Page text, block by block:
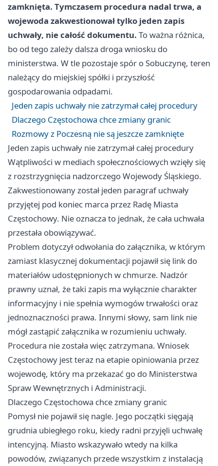
zamknięta. Tymczasem procedura nadal trwa, a
wojewoda zakwestionował tylko jeden zapis
uchwały, nie całość dokumentu. To ważna różnica,
bo od tego zależy dalsza droga wniosku do
ministerstwa. W tle pozostaje spór o Sobuczynę, teren
należący do miejskiej spółki i przyszłość
gospodarowania odpadami.
Jeden zapis uchwały nie zatrzymał całej procedury
Dlaczego Częstochowa chce zmiany granic
Rozmowy z Poczesną nie są jeszcze zamknięte
Jeden zapis uchwały nie zatrzymał całej procedury
Wątpliwości w mediach społecznościowych wzięły się
z rozstrzygnięcia nadzorczego Wojewody Śląskiego.
Zakwestionowany został jeden paragraf uchwały
przyjętej pod koniec marca przez Radę Miasta
Częstochowy. Nie oznacza to jednak, że cała uchwała
przestała obowiązywać.
Problem dotyczył odwołania do załącznika, w którym
zamiast klasycznej dokumentacji pojawił się link do
materiałów udostępnionych w chmurze. Nadzór
prawny uznał, że taki zapis ma wyłącznie charakter
informacyjny i nie spełnia wymogów trwałości oraz
jednoznaczności prawa. Innymi słowy, sam link nie
mógł zastąpić załącznika w rozumieniu uchwały.
Procedura nie została więc zatrzymana. Wniosek
Częstochowy jest teraz na etapie opiniowania przez
wojewodę, który ma przekazać go do Ministerstwa
Spraw Wewnętrznych i Administracji.
Dlaczego Częstochowa chce zmiany granic
Pomysł nie pojawił się nagle. Jego początki sięgają
grudnia ubiegłego roku, kiedy radni przyjęli uchwałę
intencyjną. Miasto wskazywało wtedy na kilka
powodów, związanych przede wszystkim z instalacją